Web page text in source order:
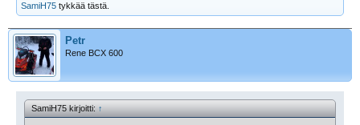
SamiH75 tykkää tästä.
Petr
Rene BCX 600
SamiH75 kirjoitti:↑